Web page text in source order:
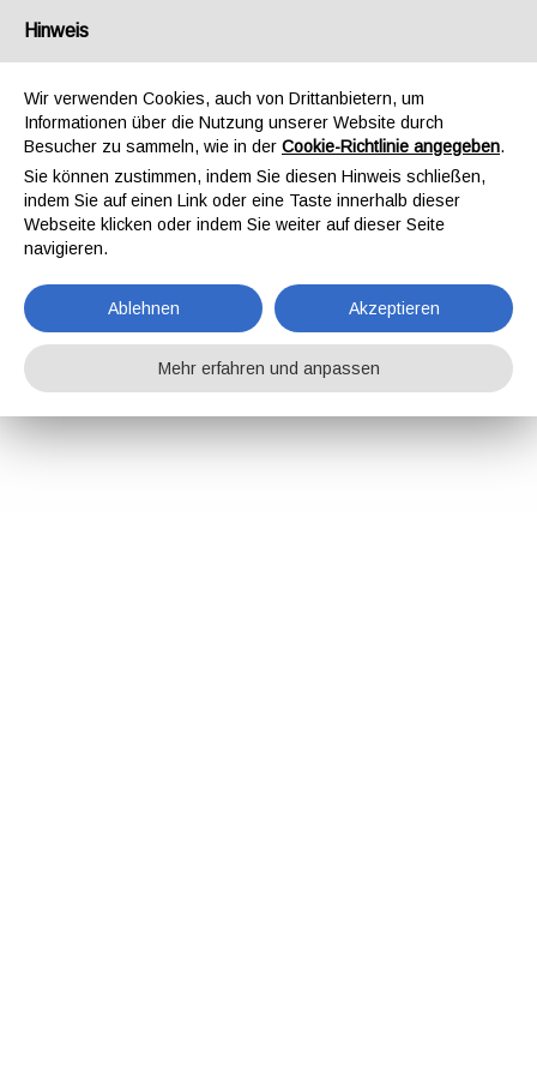
Hinweis
Wir verwenden Cookies, auch von Drittanbietern, um
Informationen über die Nutzung unserer Website durch
Besucher zu sammeln, wie in der Cookie-Richtlinie angegeben.
Sie können zustimmen, indem Sie diesen Hinweis schließen,
indem Sie auf einen Link oder eine Taste innerhalb dieser
Webseite klicken oder indem Sie weiter auf dieser Seite
navigieren.
Ablehnen Akzeptieren
Mehr erfahren und anpassen